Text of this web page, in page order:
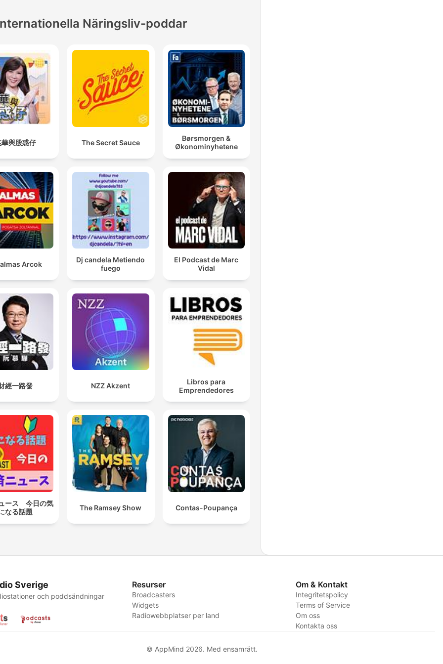
Näringsliv-poddar
與股惑仔 The Secret Sauce
Børsmorgen &
Økonominyhetene
Arcok
Dj candela Metiendo
fuego
El Podcast de Marc
Vidal
經一路發 NZZ Akzent
Libros para
Emprendedores
ース 今日の気
なる話題
The Ramsey Show Contas-Poupança
Sverige
och poddsändningar
Resurser
Broadcasters
Widgets
Radiowebbplatser per land
Om & Kontakt
Integritetspolicy
Terms of Service
Om oss
Kontakta oss
© AppMind 2026. Med ensamrätt.